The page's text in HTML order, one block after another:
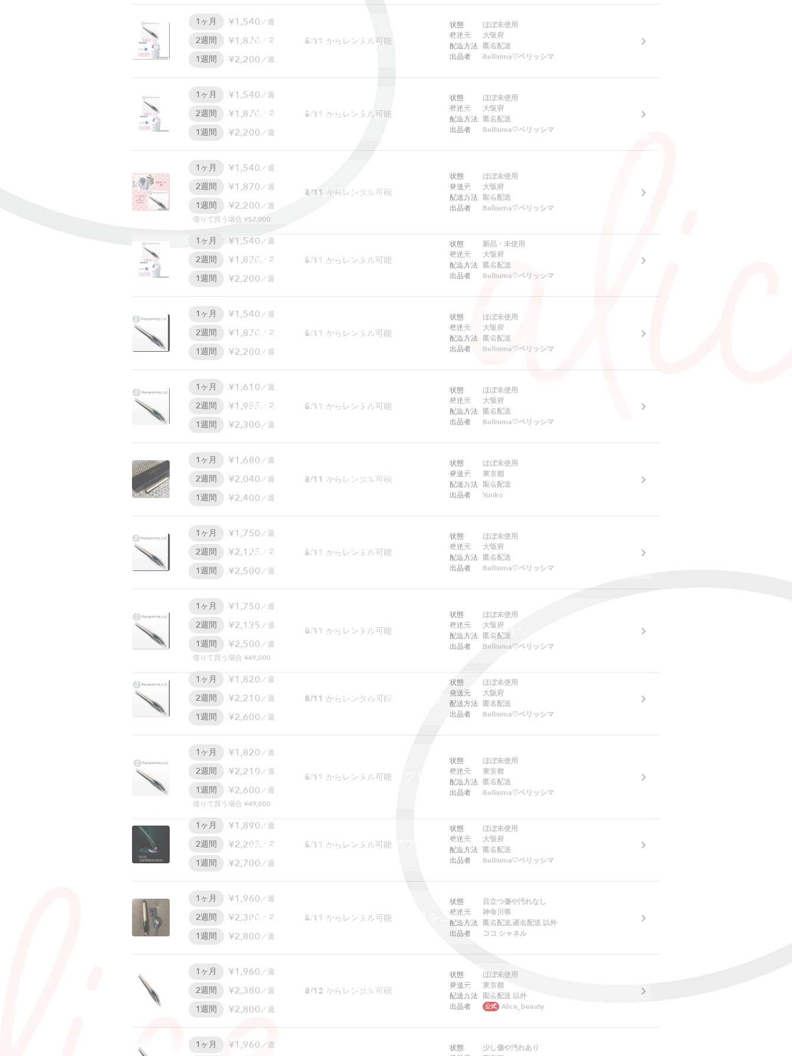
Webでは予約できません。アプリをご利用ください。
1ヶ月 ¥1,540／週
2週間 ¥1,870 ／週
1週間 ¥2,200／週
8/11 からレンタル可能
状態
発送元
配送方法
出品者
ほぼ未使用
大阪府
匿名配送
Bellisima♡ベリッシマ
Webでは予約できません。アプリをご利用ください。
1ヶ月 ¥1,540／週
2週間 ¥1,870 ／週
1週間 ¥2,200／週
8/11 からレンタル可能
状態
発送元
配送方法
出品者
ほぼ未使用
大阪府
匿名配送
Bellisima♡ベリッシマ
ただいまこの商品はレンタルできません
1ヶ月 ¥1,540／週
2週間 ¥1,870／週
1週間 ¥2,200／週
借りて買う場合 ¥57,000
8/11 からレンタル可能
状態
発送元
配送方法
出品者
ほぼ未使用
大阪府
匿名配送
Bellisima♡ベリッシマ
Webでは予約できません。アプリをご利用ください。
1ヶ月 ¥1,540／週
2週間 ¥1,870 ／週
1週間 ¥2,200／週
8/11 からレンタル可能
状態
発送元
配送方法
出品者
新品・未使用
大阪府
匿名配送
Bellisima♡ベリッシマ
Webでは予約できません。アプリをご利用ください。
1ヶ月 ¥1,540／週
2週間 ¥1,870 ／週
1週間 ¥2,200／週
8/11 からレンタル可能
状態
発送元
配送方法
出品者
ほぼ未使用
大阪府
匿名配送
Bellisima♡ベリッシマ
Webでは予約できません。アプリをご利用ください。
1ヶ月 ¥1,610／週
2週間 ¥1,955 ／週
1週間 ¥2,300／週
8/11 からレンタル可能
状態
発送元
配送方法
出品者
ほぼ未使用
大阪府
匿名配送
Bellisima♡ベリッシマ
ただいまこの商品はレンタルできません
1ヶ月 ¥1,680／週
2週間 ¥2,040／週
1週間 ¥2,400／週
8/11 からレンタル可能
状態
発送元
配送方法
出品者
ほぼ未使用
東京都
匿名配送
Yuriko
Webでは予約できません。アプリをご利用ください。
1ヶ月 ¥1,750／週
2週間 ¥2,125 ／週
1週間 ¥2,500／週
8/11 からレンタル可能
状態
発送元
配送方法
出品者
ほぼ未使用
大阪府
匿名配送
Bellisima♡ベリッシマ
Webでは予約できません。アプリをご利用ください。
1ヶ月 ¥1,750／週
2週間 ¥2,125 ／週
1週間 ¥2,500／週
借りて買う場合 ¥49,000
8/11 からレンタル可能
状態
発送元
配送方法
出品者
ほぼ未使用
大阪府
匿名配送
Bellisima♡ベリッシマ
貸し出し制限中です
1ヶ月 ¥1,820／週
2週間 ¥2,210／週
1週間 ¥2,600／週
8/11 からレンタル可能
状態
発送元
配送方法
出品者
ほぼ未使用
大阪府
匿名配送
Bellisima♡ベリッシマ
Webでは予約できません。アプリをご利用ください。
1ヶ月 ¥1,820／週
2週間 ¥2,210／週
1週間 ¥2,600／週
借りて買う場合 ¥49,000
8/11 からレンタル可能
状態
発送元
配送方法
出品者
ほぼ未使用
東京都
匿名配送
Bellisima♡ベリッシマ
Webでは予約できません。アプリをご利用ください。
1ヶ月 ¥1,890／週
2週間 ¥2,295 ／週
1週間 ¥2,700／週
8/11 からレンタル可能
状態
発送元
配送方法
出品者
ほぼ未使用
大阪府
匿名配送
Bellisima♡ベリッシマ
Webでは予約できません。アプリをご利用ください。
1ヶ月 ¥1,960／週
2週間 ¥2,380 ／週
1週間 ¥2,800／週
8/11 からレンタル可能
状態
発送元
配送方法
出品者
目立つ傷や汚れなし
神奈川県
匿名配送,匿名配送 以外
ココ.シャネル
ただいまこの商品はレンタルできません
1ヶ月 ¥1,960／週
2週間 ¥2,380／週
1週間 ¥2,800／週
8/12 からレンタル可能
状態
発送元
配送方法
出品者
ほぼ未使用
東京都
匿名配送 以外
公式 Alice_beauty
1ヶ月 ¥1,960／週
状態
少し傷や汚れあり